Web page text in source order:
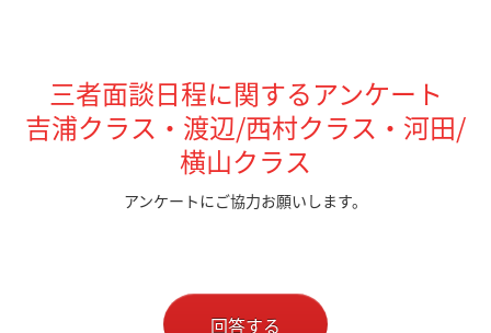
三者面談日程に関するアンケート
吉浦クラス・渡辺/西村クラス・河田/
横山クラス
アンケートにご協力お願いします。
回答する